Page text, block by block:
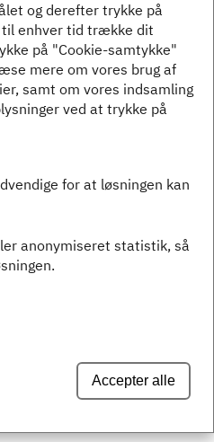
Kolding
og derefter trykke på
til enhver tid trække dit
på "Cookie-samtykke"
mere om vores brug af
samt om vores indsamling
ved at trykke på
for at løsningen kan
anonymiseret statistik, så
Accepter alle